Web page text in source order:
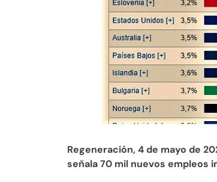
Regeneración, 4 de mayo de
señala 70 mil nuevos empleos